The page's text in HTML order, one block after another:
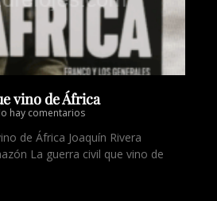
vino de África
hay comentarios
de África Joaquín Rivera
La guerra civil que vino de